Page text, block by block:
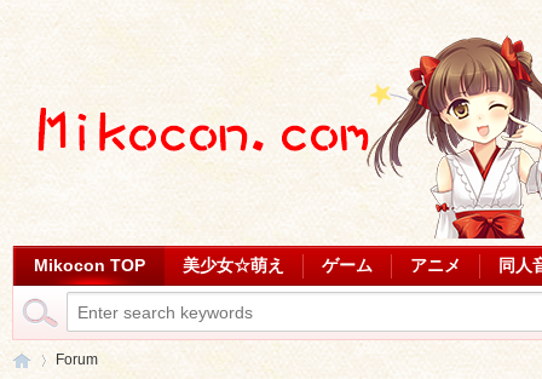
Mikocon TOP 美少女☆萌え ゲーム アニメ 同人
Forum